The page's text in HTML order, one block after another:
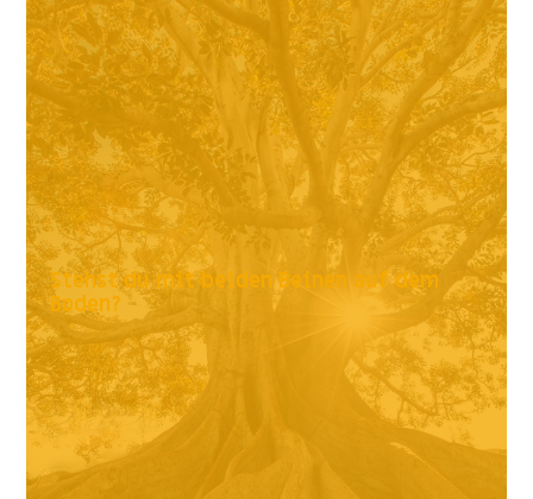
Stehst du mit beiden Beinen auf dem
Boden?